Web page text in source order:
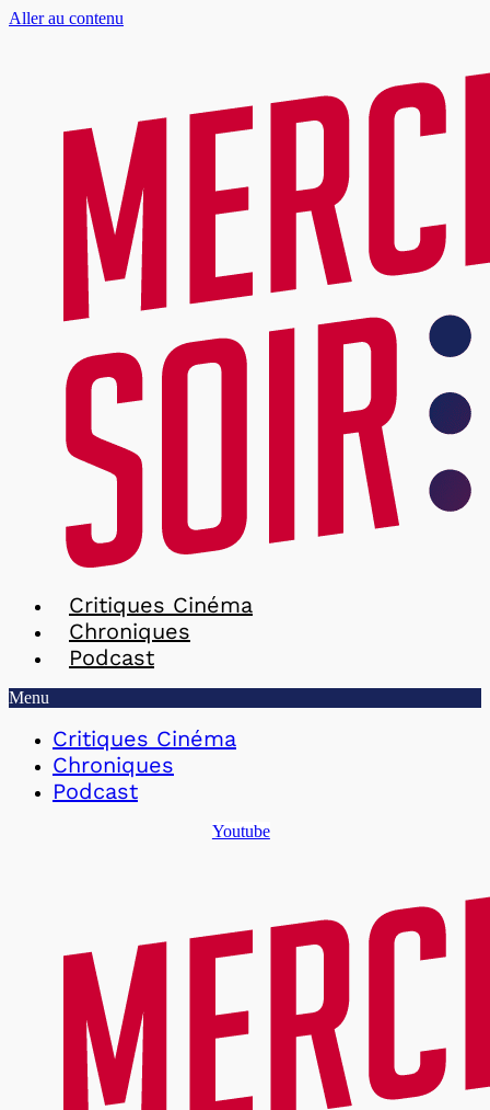
Aller au contenu
Critiques Cinéma
Chroniques
Podcast
Menu
Critiques Cinéma
Chroniques
Podcast
Youtube